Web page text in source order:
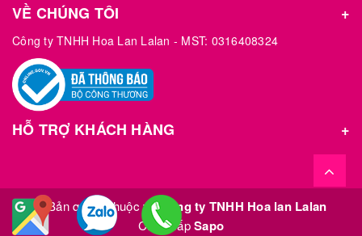
VỀ CHÚNG TÔI
Công ty TNHH Hoa Lan Lalan - MST: 0316408324
HỖ TRỢ KHÁCH HÀNG
© Bản quyền thuộc vềCông ty TNHH Hoa lan Lalan
Cung cấpSapo